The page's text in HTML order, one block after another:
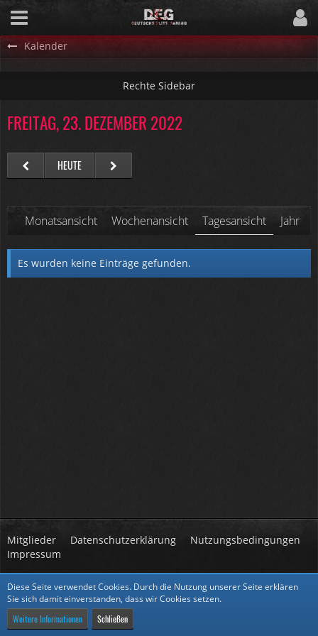
Kalender
FREITAG, 23. DEZEMBER 2022
HEUTE
Monatsansicht Wochenansicht Tagesansicht
Es wurden keine Einträge gefunden.
Mitglieder Datenschutzerklärung
Nutzungsbedingungen
Impressum
Community-Software:WoltLab Suite™ 5.2.14
Stil:
Diese Seite verwendet Cookies. Durch die Nutzung unserer Seite erklären
Sie sich damit einverstanden, dass wir Cookies setzen.
Weitere Informationen
Schließen